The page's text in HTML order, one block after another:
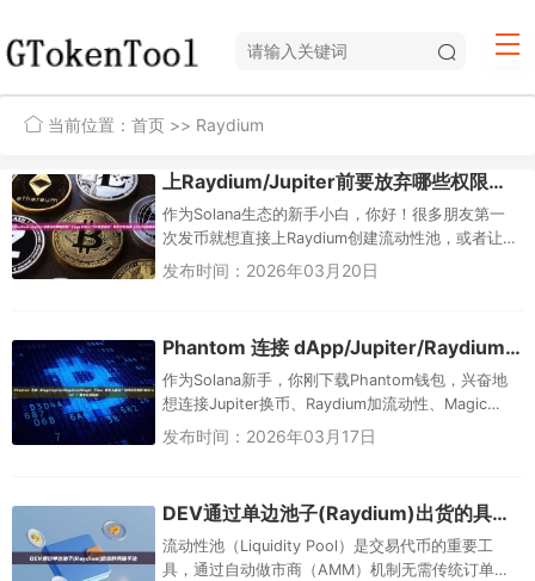
当前位置： 首页 >> Raydium
上Raydium/Jupiter前要放弃哪些权限？Logo不显示/代币信息延迟？新手完整指南（2026最新版）
作为Solana生态的新手小白，你好！很多朋友第一
次发币就想直接上Raydium创建流动性池，或者让代
币出现在Jupiter聚合器上交易。但经常遇到两大痛
发布时间：2026年03月20日
Phantom 连接 dApp/Jupiter/Raydium/Magic Eden 时怎么确认？怕授权无限额/被drain？？新手完整指南
作为Solana新手，你刚下载Phantom钱包，兴奋地
想连接Jupiter换币、Raydium加流动性、Magic
Eden买NFT，却总担心：“点一下‘连接...
发布时间：2026年03月17日
DEV通过单边池子(Raydium)出货的具体手法
流动性池（Liquidity Pool）是交易代币的重要工
具，通过自动做市商（AMM）机制无需传统订单簿